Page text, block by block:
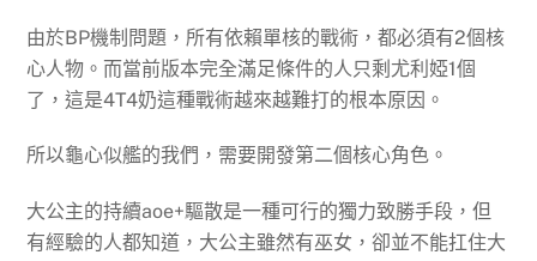
由於BP機制問題，所有依賴單核的戰術，都必須有2個核
心人物。而當前版本完全滿足條件的人只剩尤利婭1個
了，這是4T4奶這種戰術越來越難打的根本原因。
所以龜心似艦的我們，需要開發第二個核心角色。
大公主的持續aoe+驅散是一種可行的獨力致勝手段，但
有經驗的人都知道，大公主雖然有巫女，卻並不能扛住大